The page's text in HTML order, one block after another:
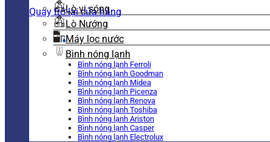
Quay trở lại cửa hàng
Lò vi sóng
Lò Nướng
Máy lọc nước
Bình nóng lạnh
Bình nóng lạnh Ferroli
Bình nóng lạnh Goodman
Bình nóng lạnh Midea
Bình nóng lạnh Picenza
Bình nóng lạnh Renova
Bình nóng lạnh Toshiba
Bình nóng lạnh Ariston
Bình nóng lạnh Casper
Bình nóng lạnh Electrolux